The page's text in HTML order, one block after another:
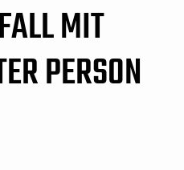
MIT
PERSON